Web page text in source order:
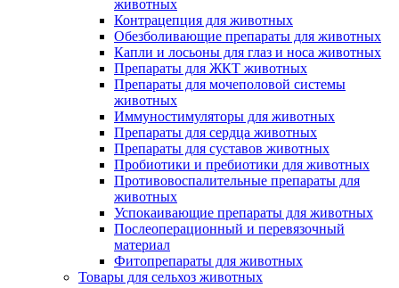
животных
Контрацепция для животных
Обезболивающие препараты для животных
Капли и лосьоны для глаз и носа животных
Препараты для ЖКТ животных
Препараты для мочеполовой системы
животных
Иммуностимуляторы для животных
Препараты для сердца животных
Препараты для суставов животных
Пробиотики и пребиотики для животных
Противовоспалительные препараты для
животных
Успокаивающие препараты для животных
Послеоперационный и перевязочный
материал
Фитопрепараты для животных
Товары для сельхоз животных